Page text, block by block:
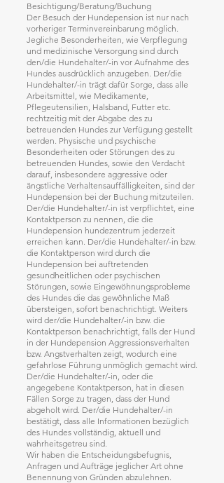
Besichtigung/Beratung/Buchung
Der Besuch der Hundepension ist nur nach
vorheriger Terminvereinbarung möglich.
Jegliche Besonderheiten, wie Verpflegung
und medizinische Versorgung sind durch
den/die Hundehalter/-in vor Aufnahme des
Hundes ausdrücklich anzugeben. Der/die
Hundehalter/-in trägt dafür Sorge, dass alle
Arbeitsmittel, wie Medikamente,
Pflegeutensilien, Halsband, Futter etc.
rechtzeitig mit der Abgabe des zu
betreuenden Hundes zur Verfügung gestellt
werden. Physische und psychische
Besonderheiten oder Störungen des zu
betreuenden Hundes, sowie den Verdacht
darauf, insbesondere aggressive oder
ängstliche Verhaltensauffälligkeiten, sind der
Hundepension bei der Buchung mitzuteilen.
Der/die Hundehalter/-in ist verpflichtet, eine
Kontaktperson zu nennen, die die
Hundepension hundezentrum jederzeit
erreichen kann. Der/die Hundehalter/-in bzw.
die Kontaktperson wird durch die
Hundepension bei auftretenden
gesundheitlichen oder psychischen
Störungen, sowie Eingewöhnungsprobleme
des Hundes die das gewöhnliche Maß
übersteigen, sofort benachrichtigt. Weiters
wird der/die Hundehalter/-in bzw. die
Kontaktperson benachrichtigt, falls der Hund
in der Hundepension Aggressionsverhalten
bzw. Angstverhalten zeigt, wodurch eine
gefahrlose Führung unmöglich gemacht wird.
Der/die Hundehalter/-in, oder die
angegebene Kontaktperson, hat in diesen
Fällen Sorge zu tragen, dass der Hund
abgeholt wird. Der/die Hundehalter/-in
bestätigt, dass alle Informationen bezüglich
des Hundes vollständig, aktuell und
wahrheitsgetreu sind.
Wir haben die Entscheidungsbefugnis,
Anfragen und Aufträge jeglicher Art ohne
Benennung von Gründen abzulehnen.